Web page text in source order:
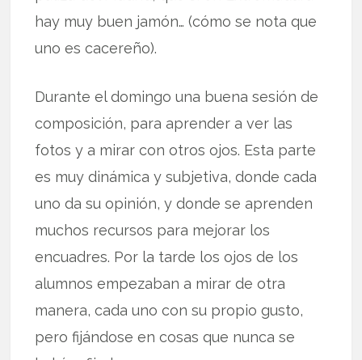
hay muy buen jamón… (cómo se nota que
uno es cacereño).
Durante el domingo una buena sesión de
composición, para aprender a ver las
fotos y a mirar con otros ojos. Esta parte
es muy dinámica y subjetiva, donde cada
uno da su opinión, y donde se aprenden
muchos recursos para mejorar los
encuadres. Por la tarde los ojos de los
alumnos empezaban a mirar de otra
manera, cada uno con su propio gusto,
pero fijándose en cosas que nunca se